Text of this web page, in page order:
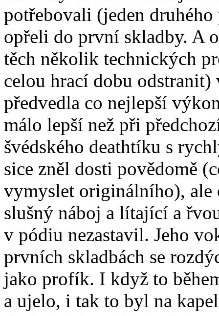
potřebovali (jeden druhého
opřeli do první skladby. A
těch několik technických
celou hrací dobu odstranit)
předvedla co nejlepší
málo lepší než při
švédského deathtíku s
sice zněl dosti povědomě
vymyslet originálního),
slušný náboj a lítající a
v pódiu nezastavil. Jeho
prvních skladbách se
jako profík. I když to
a ujelo, i tak to byl na